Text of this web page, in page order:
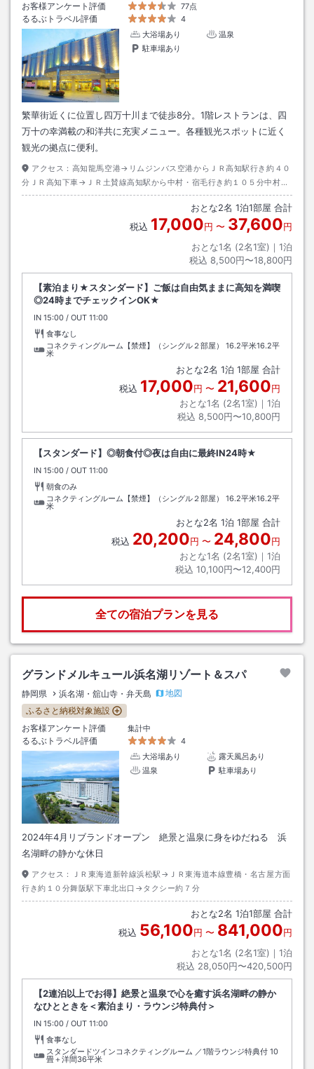
お客様アンケート評価
77点
るるぶトラベル評価
4
大浴場あり
温泉
駐車場あり
繁華街近くに位置し四万十川まで徒歩8分。1階レストランは、四
万十の幸満載の和洋共に充実メニュー。各種観光スポットに近く
観光の拠点に便利。
アクセス： 高知龍馬空港→リムジンバス空港からＪＲ高知駅行き約４０
分ＪＲ高知下車→ＪＲ土賛線高知駅から中村・宿毛行き約１０５分中村駅
下車→徒歩約２０分またはタクシー約７分
おとな2名 1泊1部屋 合計
税込 17,000円 〜 37,600円
おとな1名 (2名1室)｜ 1泊
税込 8,500円〜18,800円
【素泊まり★スタンダード】ご飯は自由気ままに高知を満喫
◎24時までチェックインOK★
IN チェックイン
15:00 / OUT チェックアウト
11:00
食事なし
コネクティングルーム【禁煙】（シングル２部屋）
16.2平米16.2平
米
おとな2名 1泊 1部屋 合計
税込 17,000円 〜 21,600円
おとな1名 (2名1室)｜ 1泊
税込 8,500円〜10,800円
【スタンダード】◎朝食付◎夜は自由に最終IN24時★
IN チェックイン
15:00 / OUT チェックアウト
11:00
朝食のみ
コネクティングルーム【禁煙】（シングル２部屋）
16.2平米16.2平
米
おとな2名 1泊 1部屋 合計
税込 20,200円 〜 24,800円
おとな1名 (2名1室)｜ 1泊
税込 10,100円〜12,400円
全ての宿泊プランを見る
グランドメルキュール浜名湖リゾート＆スパ
静岡県 浜名湖・舘山寺・弁天島
地図
ふるさと納税対象施設
お客様アンケート評価
集計中
るるぶトラベル評価
4
大浴場あり
露天風呂あり
温泉
駐車場あり
2024年4月リブランドオープン 絶景と温泉に身をゆだねる 浜
名湖畔の静かな休日
アクセス：
ＪＲ東海道新幹線浜松駅→ＪＲ東海道本線豊橋・名古屋方面
行き約１０分舞阪駅下車北出口→タクシー約７分
おとな2名 1泊1部屋 合計
税込 56,100円 〜 841,000円
おとな1名 (2名1室)｜ 1泊
税込 28,050円〜420,500円
【2連泊以上でお得】絶景と温泉で心を癒す浜名湖畔の静か
なひとときを＜素泊まり・ラウンジ特典付＞
IN チェックイン
15:00 / OUT チェックアウト
11:00
食事なし
スタンダードツインコネクティングルーム ／1階ラウンジ特典付 10
畳＋洋間36平米